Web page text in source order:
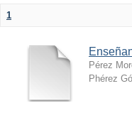
1
Pérez
Phérez